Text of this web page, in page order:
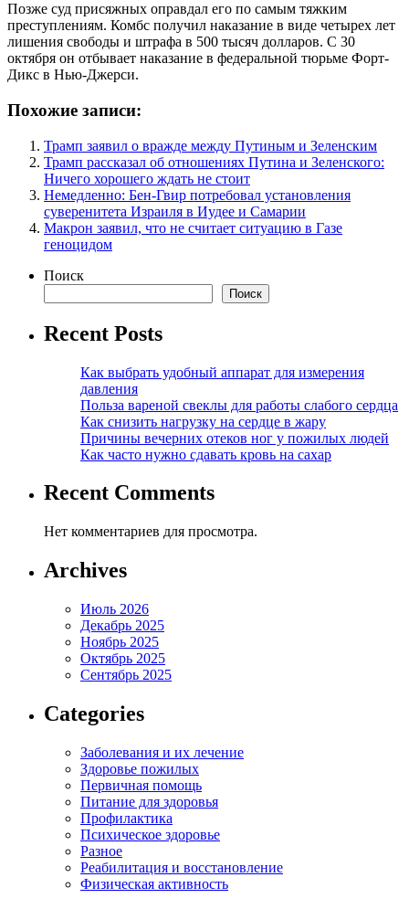
Позже суд присяжных оправдал его по самым тяжким
преступлениям. Комбс получил наказание в виде четырех лет
лишения свободы и штрафа в 500 тысяч долларов. С 30
октября он отбывает наказание в федеральной тюрьме Форт-
Дикс в Нью-Джерси.
Похожие записи:
Трамп заявил о вражде между Путиным и Зеленским
Трамп рассказал об отношениях Путина и Зеленского:
Ничего хорошего ждать не стоит
Немедленно: Бен-Гвир потребовал установления
суверенитета Израиля в Иудее и Самарии
Макрон заявил, что не считает ситуацию в Газе
геноцидом
Поиск
Поиск
Recent Posts
Как выбрать удобный аппарат для измерения
давления
Польза вареной свеклы для работы слабого сердца
Как снизить нагрузку на сердце в жару
Причины вечерних отеков ног у пожилых людей
Как часто нужно сдавать кровь на сахар
Recent Comments
Нет комментариев для просмотра.
Archives
Июль 2026
Декабрь 2025
Ноябрь 2025
Октябрь 2025
Сентябрь 2025
Categories
Заболевания и их лечение
Здоровье пожилых
Первичная помощь
Питание для здоровья
Профилактика
Психическое здоровье
Разное
Реабилитация и восстановление
Физическая активность